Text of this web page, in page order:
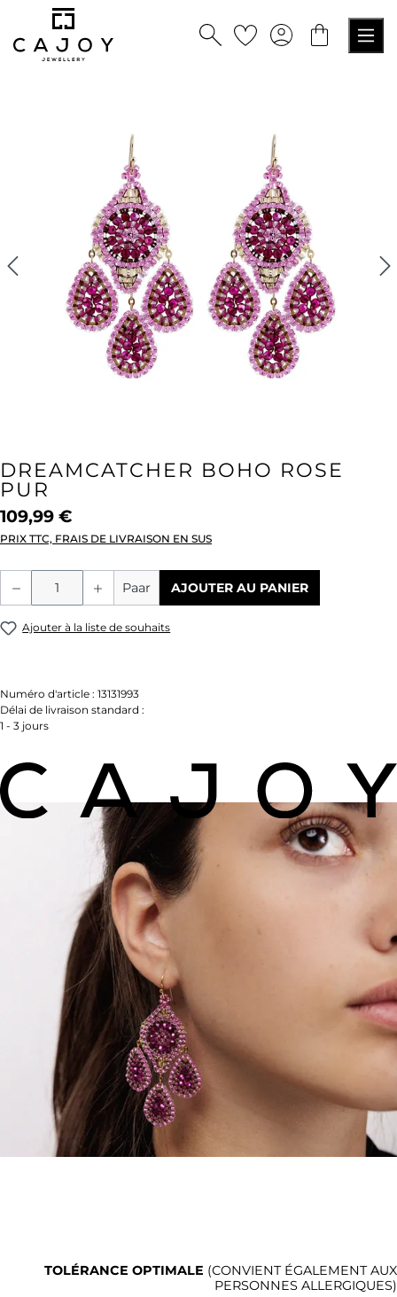
principal
DREAMCATCHER BOHO ROSE
PUR
109,99 €
PRIX TTC, FRAIS DE LIVRAISON EN SUS
Quantité de produit : Entrez la
Paar AJOUTER AU PANIER
Ajouter à la liste de souhaits
Numéro d'article : 13131993
Délai de livraison standard :
1 - 3 jours
TOLÉRANCE OPTIMALE (CONVIENT ÉGALEMENT AUX
PERSONNES ALLERGIQUES)